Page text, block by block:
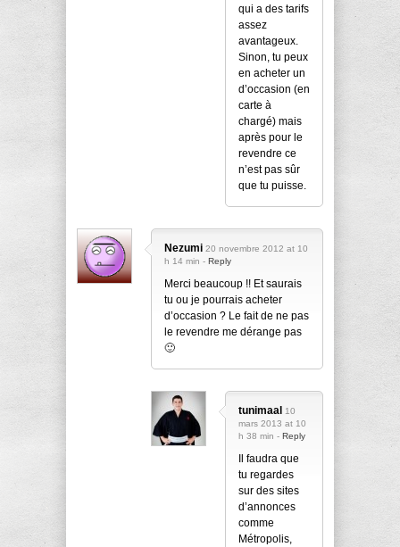
qui a des tarifs
assez
avantageux.
Sinon, tu peux
en acheter un
d’occasion (en
carte à
chargé) mais
après pour le
revendre ce
n’est pas sûr
que tu puisse.
Nezumi 20 novembre 2012 at 10
h 14 min - Reply
Merci beaucoup !! Et saurais
tu ou je pourrais acheter
d’occasion ? Le fait de ne pas
le revendre me dérange pas
🙂
tunimaal 10
mars 2013 at 10
h 38 min - Reply
Il faudra que
tu regardes
sur des sites
d’annonces
comme
Métropolis,